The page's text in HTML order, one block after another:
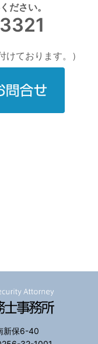
ださい。
けております。）
新保6-40